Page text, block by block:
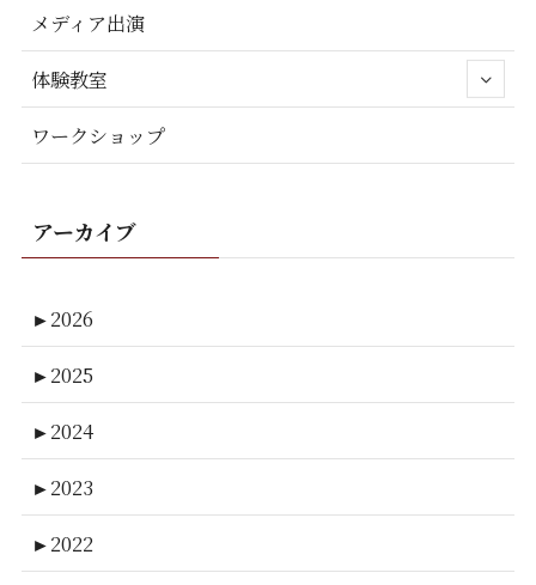
メディア出演
体験教室
ワークショップ
アーカイブ
►2026
►2025
►2024
►2023
►2022